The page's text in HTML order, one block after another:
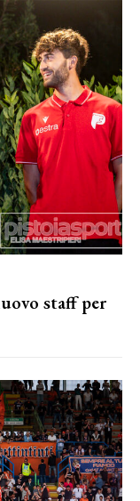
staff per